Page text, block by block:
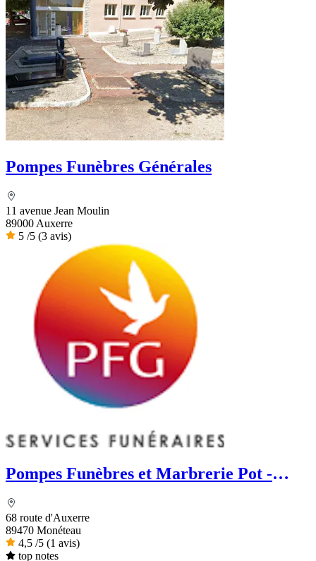
Pompes Funèbres Générales
11 avenue Jean Moulin
89000 Auxerre
5 /5 (3 avis)
Pompes Funèbres et Marbrerie Pot -
68 route d'Auxerre
89470 Monéteau
4,5 /5 (1 avis)
top notes